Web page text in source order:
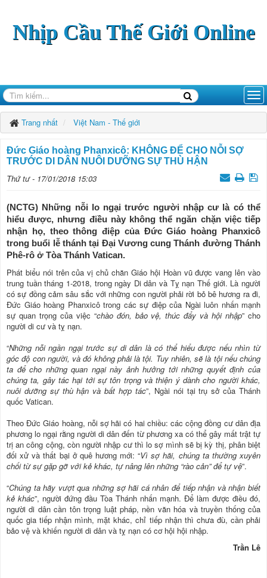
Nhịp Cầu Thế Giới Online
Trang nhất Việt Nam - Thế giới
Đức Giáo hoàng Phanxicô: KHÔNG ĐỂ CHO NỖI SỢ
TRƯỚC DI DÂN NUÔI DƯỠNG SỰ THÙ HẬN
Thứ tư - 17/01/2018 15:03
(NCTG) Những nỗi lo ngại trước người nhập cư là có thể
hiểu được, nhưng điều này không thể ngăn chặn việc tiếp
nhận họ, theo thông điệp của Đức Giáo hoàng Phanxicô
trong buổi lễ thánh tại Đại Vương cung Thánh đường Thánh
Phê-rô ở Tòa Thánh Vatican.
Phát biểu nói trên của vị chủ chăn Giáo hội Hoàn vũ được vang lên vào
trung tuần tháng 1-2018, trong ngày Di dân và Tỵ nạn Thế giới. Là người
có sự đồng cảm sâu sắc với những con người phải rời bỏ bê hương ra đi,
Đức Giáo hoàng Phanxicô trong các sự điệp của Ngài luôn nhấn mạnh
sự quan trọng của việc “chào đón, bảo vệ, thúc đẩy và hội nhập” cho
người di cư và tỵ nạn.
“Những nỗi ngần ngại trước sự di dân là có thể hiểu được nếu nhìn từ
góc độ con người, và đó không phải là tội. Tuy nhiên, sẽ là tội nếu chúng
ta để cho những quan ngại này ảnh hưởng tới những quyết định của
chúng ta, gây tác hại tới sự tôn trọng và thiện ý dành cho người khác,
nuôi dưỡng sự thù hận và bất hợp tác”, Ngài nói tại trụ sở của Thánh
quốc Vatican.
Theo Đức Giáo hoàng, nỗi sợ hãi có hai chiều: các cộng đồng cư dân địa
phương lo ngại rằng người di dân đến từ phương xa có thể gây mất trật tự
trị an công cộng, còn người nhập cư thì lo sợ mình sẽ bị kỳ thị, phân biệt
đối xử và thất bại ở quê hương mới: “Vì sợ hãi, chúng ta thường xuyên
chối từ sự gặp gỡ với kẻ khác, tự nâng lên những “rào cản” để tự vệ”.
“Chúng ta hãy vượt qua những sợ hãi cá nhân để tiếp nhận và nhận biết
kẻ khác”, người đứng đầu Tòa Thánh nhấn mạnh. Để làm được điều đó,
người di dân cần tôn trọng luật pháp, nền văn hóa và truyền thống của
quốc gia tiếp nhận mình, mặt khác, chỉ tiếp nhận thì chưa đù, cần phải
bảo vệ và khiến người di dân và tỵ nạn có cơ hội hội nhập.
Trần Lê